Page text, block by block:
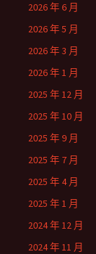
2026 年 6 月
2026 年 5 月
2026 年 3 月
2026 年 1 月
2025 年 12 月
2025 年 10 月
2025 年 9 月
2025 年 7 月
2025 年 4 月
2025 年 1 月
2024 年 12 月
2024 年 11 月